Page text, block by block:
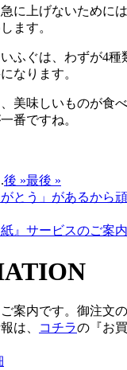
に上げないために
ます。
ふぐは、わずが4種
なります。
美味しいものが食
番ですね。
後 »最後 »
案内です。御注文
は、
コチラの『お